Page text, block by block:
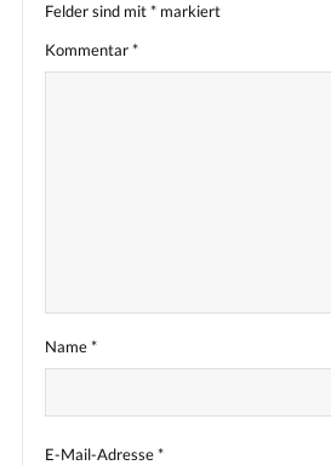
Felder sind mit* markiert
Kommentar*
Name*
E-Mail-Adresse*